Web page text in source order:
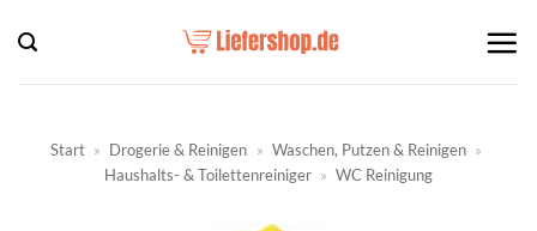
Inhalt
springen
Start » Drogerie & Reinigen » Waschen, Putzen & Reinigen »
Haushalts- & Toilettenreiniger » WC Reinigung